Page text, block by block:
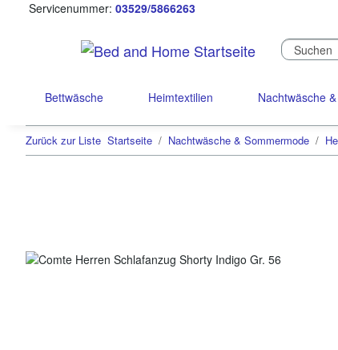
Servicenummer: 03529/5866263
Bettwäsche Heimtextilien Nachtwäsche
Zurück zur Liste Startseite Nachtwäsche & Sommermode